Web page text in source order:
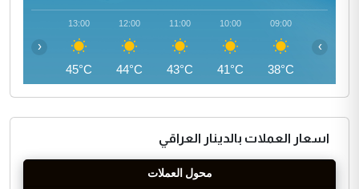
09:00
38°C
10:00
41°C
11:00
43°C
12:00
44°C
13:00
45°C
‹ ›
اسعار العملات بالدينار العراقي